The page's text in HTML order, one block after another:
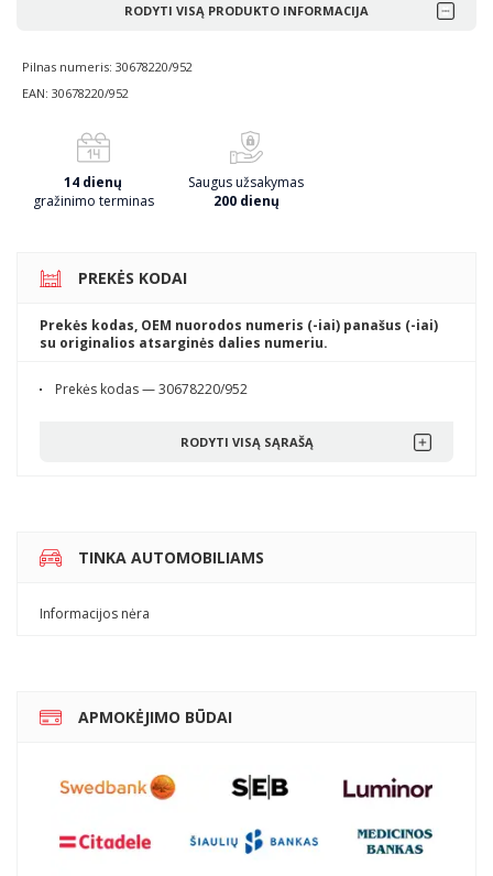
RODYTI VISĄ PRODUKTO INFORMACIJA
Pilnas numeris: 30678220/952
EAN: 30678220/952
14 dienų
gražinimo terminas
Saugus užsakymas
200 dienų
PREKĖS KODAI
Prekės kodas, OEM nuorodos numeris (-iai) panašus (-iai)
su originalios atsarginės dalies numeriu.
Prekės kodas — 30678220/952
RODYTI VISĄ SĄRAŠĄ
TINKA AUTOMOBILIAMS
Informacijos nėra
APMOKĖJIMO BŪDAI